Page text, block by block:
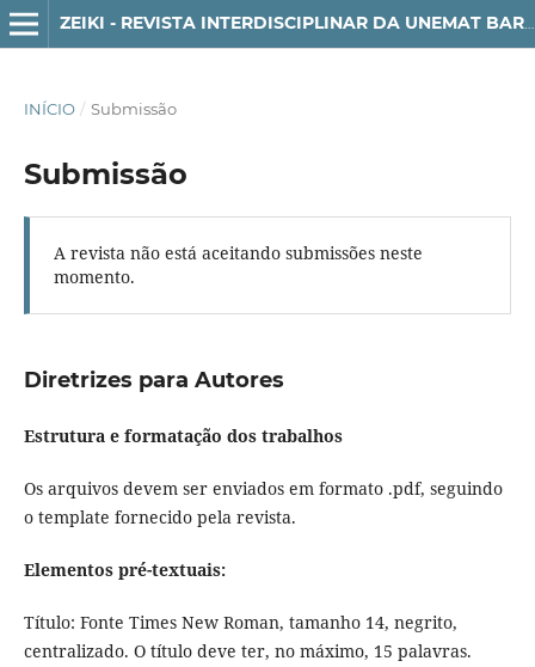
ZEIKI - REVISTA INTERDISCIPLINAR DA UNEMAT BARRA DO BUGRES
INÍCIO / Submissão
Submissão
A revista não está aceitando submissões neste
momento.
Diretrizes para Autores
Estrutura e formatação dos trabalhos
Os arquivos devem ser enviados em formato .pdf, seguindo
o template fornecido pela revista.
Elementos pré-textuais:
Título: Fonte Times New Roman, tamanho 14, negrito,
centralizado. O título deve ter, no máximo, 15 palavras.